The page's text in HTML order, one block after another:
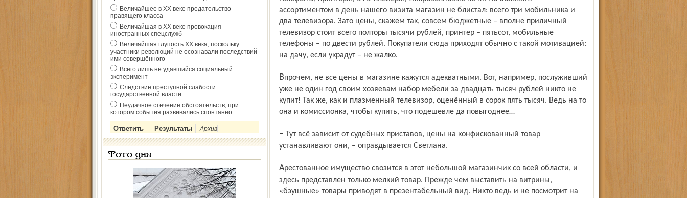
Величайшее в ХХ веке предательство
правящего класса
Величайшая в ХХ веке провокация
иностранных спецслужб
Величайшая глупость ХХ века, поскольку
участники революций не осознавали последствий
ими совершённого
Всего лишь не удавшийся социальный
эксперимент
Следствие преступной слабости
государственной власти
Неудачное стечение обстоятельств, при
котором события развивались спонтанно
Архив
Фото дня
ассортиментом в день нашего визита магазин не блистал: всего три мобильника и
два телевизора. Зато цены, скажем так, совсем бюджетные – вполне приличный
телевизор стоит всего полторы тысячи рублей, принтер – пятьсот, мобильные
телефоны – по двести рублей. Покупатели сюда приходят обычно с такой мотивацией:
на дачу, если украдут – не жалко.
Впрочем, не все цены в магазине кажутся адекватными. Вот, например, послуживший
уже не один год своим хозяевам набор мебели за двадцать тысяч рублей никто не
купит! Так же, как и плазменный телевизор, оценённый в сорок пять тысяч. Ведь на то
она и комиссионка, чтобы купить, что подешевле да повыгоднее…
– Тут всё зависит от судебных приставов, цены на конфискованный товар
устанавливают они, – оправдывается Светлана.
Арестованное имущество свозится в этот небольшой магазинчик со всей области, и
здесь представлен только мелкий товар. Прежде чем выставить на витрины,
«бэушные» товары приводят в презентабельный вид. Никто ведь и не посмотрит на